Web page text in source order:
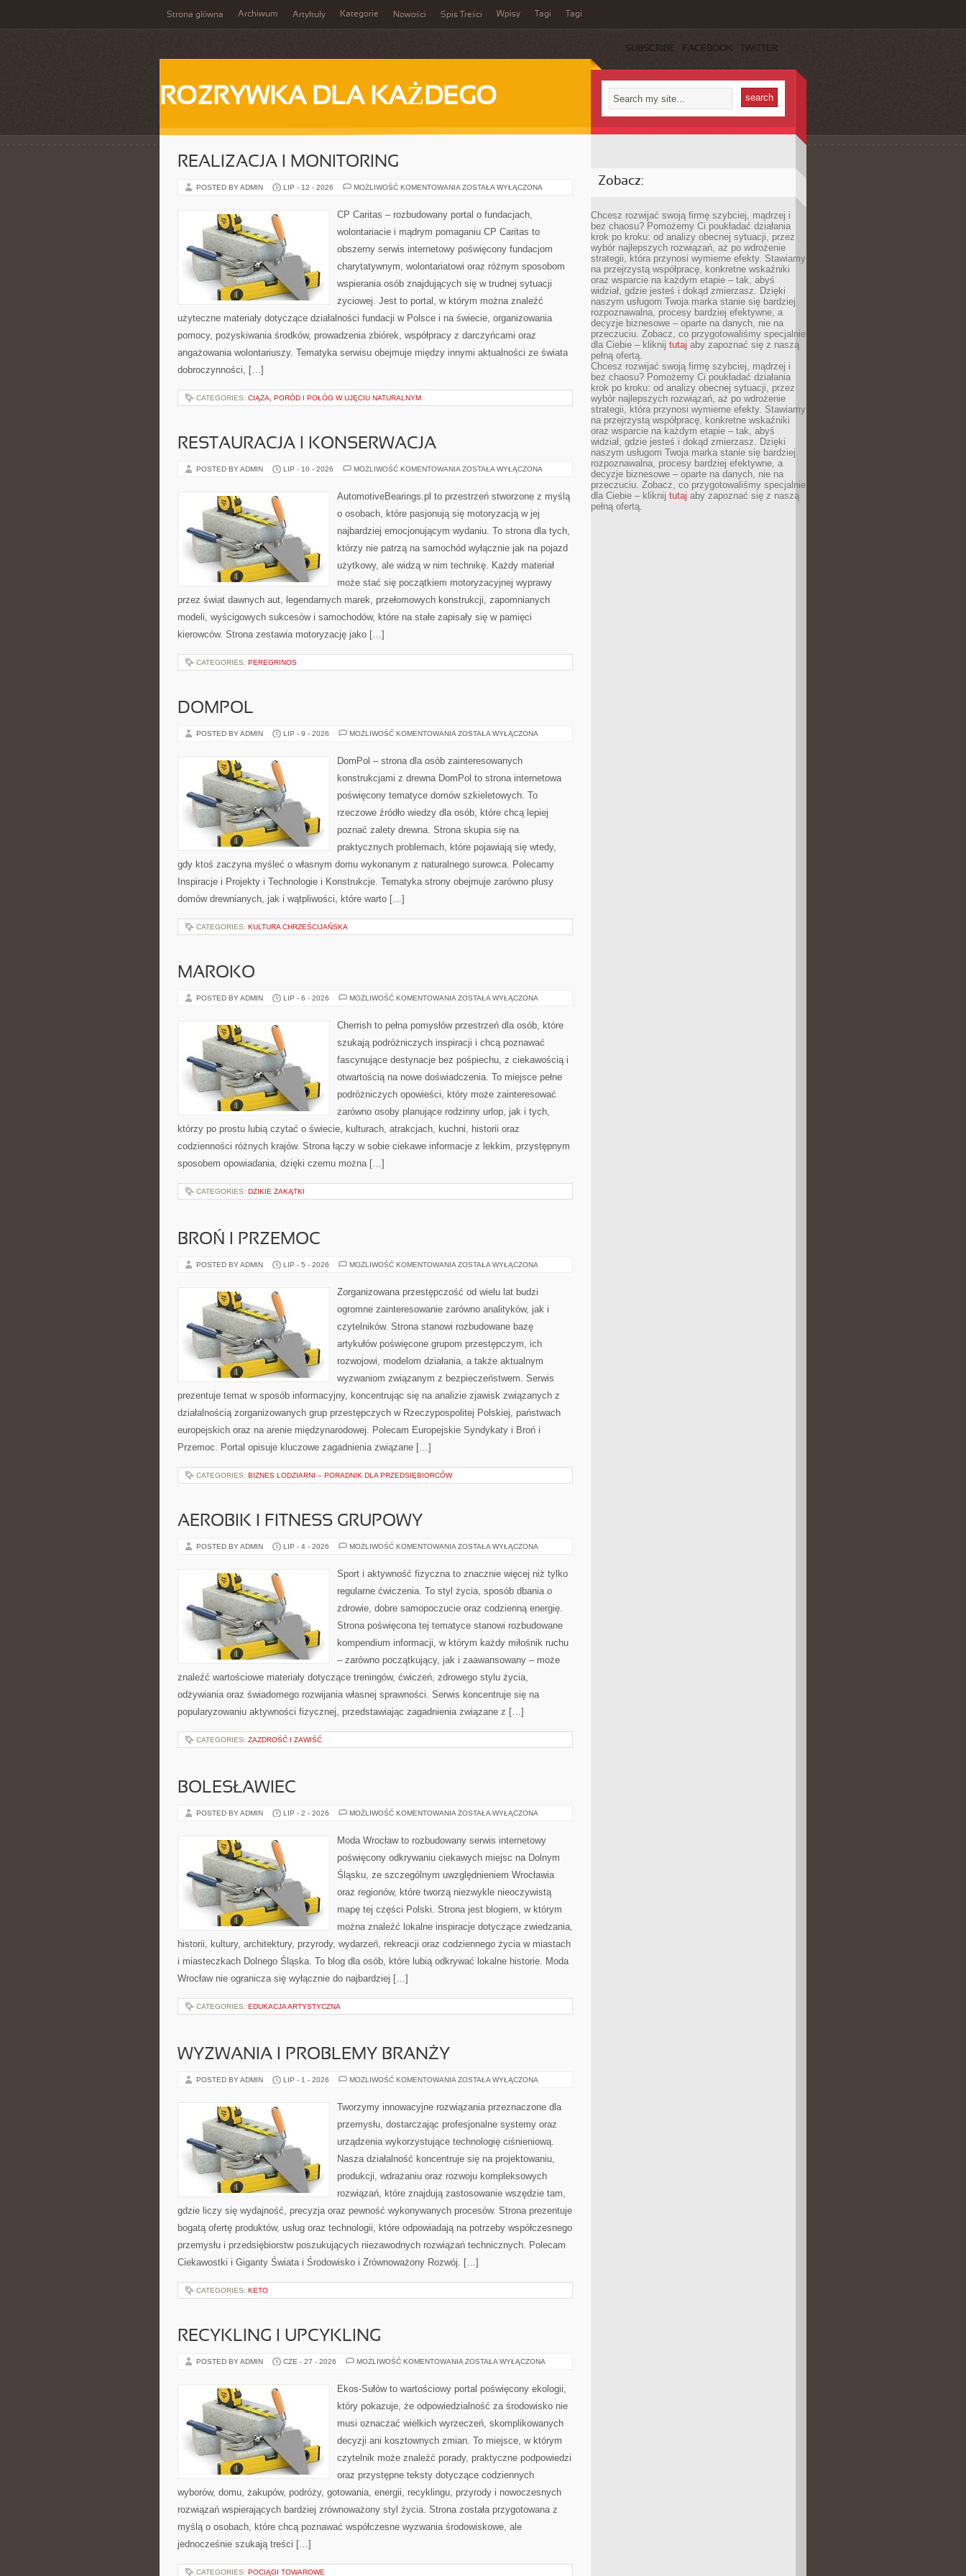
Strona główna Archiwum Artykuły Kategorie Nowości Spis Treści Wpisy Tagi Tagi
SUBSCRIBE FACEBOOK TWITTER
ROZRYWKA DLA KAŻDEGO
REALIZACJA I MONITORING
POSTED BY ADMIN LIP - 12 - 2026 MOŻLIWOŚĆ KOMENTOWANIA REALIZACJA
ZOSTAŁA WYŁĄCZONA
CP Caritas – rozbudowany portal o fundacjach,
wolontariacie i mądrym pomaganiu CP Caritas to
obszerny serwis internetowy poświęcony fundacjom
charytatywnym, wolontariatowi oraz różnym sposobom
wspierania osób znajdujących się w trudnej sytuacji
życiowej. Jest to portal, w którym można znaleźć
użyteczne materiały dotyczące działalności fundacji w Polsce i na świecie, organizowania
pomocy, pozyskiwania środków, prowadzenia zbiórek, współpracy z darczyńcami oraz
angażowania wolontariuszy. Tematyka serwisu obejmuje między innymi aktualności ze świata
dobroczynności, […]
CATEGORIES: CIĄŻA, PORÓD I POŁÓG W UJĘCIU NATURALNYM
RESTAURACJA I KONSERWACJA
POSTED BY ADMIN LIP - 10 - 2026 MOŻLIWOŚĆ KOMENTOWANIA RESTAURACJA
ZOSTAŁA WYŁĄCZONA
AutomotiveBearings.pl to przestrzeń stworzone z myślą
o osobach, które pasjonują się motoryzacją w jej
najbardziej emocjonującym wydaniu. To strona dla tych,
którzy nie patrzą na samochód wyłącznie jak na pojazd
użytkowy, ale widzą w nim technikę. Każdy materiał
może stać się początkiem motoryzacyjnej wyprawy
przez świat dawnych aut, legendarnych marek, przełomowych konstrukcji, zapomnianych
modeli, wyścigowych sukcesów i samochodów, które na stałe zapisały się w pamięci
kierowców. Strona zestawia motoryzację jako […]
CATEGORIES: PEREGRINOS
DOMPOL
POSTED BY ADMIN LIP - 9 - 2026 MOŻLIWOŚĆ KOMENTOWANIA DOMPOL
ZOSTAŁA WYŁĄCZONA
DomPol – strona dla osób zainteresowanych
konstrukcjami z drewna DomPol to strona internetowa
poświęcony tematyce domów szkieletowych. To
rzeczowe źródło wiedzy dla osób, które chcą lepiej
poznać zalety drewna. Strona skupia się na
praktycznych problemach, które pojawiają się wtedy,
gdy ktoś zaczyna myśleć o własnym domu wykonanym z naturalnego surowca. Polecamy
Inspiracje i Projekty i Technologie i Konstrukcje. Tematyka strony obejmuje zarówno plusy
domów drewnianych, jak i wątpliwości, które warto […]
CATEGORIES: KULTURA CHRZEŚCIJAŃSKA
MAROKO
POSTED BY ADMIN LIP - 6 - 2026 MOŻLIWOŚĆ KOMENTOWANIA MAROKO
ZOSTAŁA WYŁĄCZONA
Cherrish to pełna pomysłów przestrzeń dla osób, które
szukają podróżniczych inspiracji i chcą poznawać
fascynujące destynacje bez pośpiechu, z ciekawością i
otwartością na nowe doświadczenia. To miejsce pełne
podróżniczych opowieści, który może zainteresować
zarówno osoby planujące rodzinny urlop, jak i tych,
którzy po prostu lubią czytać o świecie, kulturach, atrakcjach, kuchni, historii oraz
codzienności różnych krajów. Strona łączy w sobie ciekawe informacje z lekkim, przystępnym
sposobem opowiadania, dzięki czemu można […]
CATEGORIES: DZIKIE ZAKĄTKI
BROŃ I PRZEMOC
POSTED BY ADMIN LIP - 5 - 2026 MOŻLIWOŚĆ KOMENTOWANIA BROŃ
ZOSTAŁA WYŁĄCZONA
Zorganizowana przestępczość od wielu lat budzi
ogromne zainteresowanie zarówno analityków, jak i
czytelników. Strona stanowi rozbudowane bazę
artykułów poświęcone grupom przestępczym, ich
rozwojowi, modelom działania, a także aktualnym
wyzwaniom związanym z bezpieczeństwem. Serwis
prezentuje temat w sposób informacyjny, koncentrując się na analizie zjawisk związanych z
działalnością zorganizowanych grup przestępczych w Rzeczypospolitej Polskiej, państwach
europejskich oraz na arenie międzynarodowej. Polecam Europejskie Syndykaty i Broń i
Przemoc. Portal opisuje kluczowe zagadnienia związane […]
CATEGORIES: BIZNES LODZIARNI – PORADNIK DLA PRZEDSIĘBIORCÓW
AEROBIK I FITNESS GRUPOWY
POSTED BY ADMIN LIP - 4 - 2026 MOŻLIWOŚĆ KOMENTOWANIA AEROBIK
GRUPOWY
ZOSTAŁA WYŁĄCZONA
Sport i aktywność fizyczna to znacznie więcej niż tylko
regularne ćwiczenia. To styl życia, sposób dbania o
zdrowie, dobre samopoczucie oraz codzienną energię.
Strona poświęcona tej tematyce stanowi rozbudowane
kompendium informacji, w którym każdy miłośnik ruchu
– zarówno początkujący, jak i zaawansowany – może
znaleźć wartościowe materiały dotyczące treningów, ćwiczeń, zdrowego stylu życia,
odżywiania oraz świadomego rozwijania własnej sprawności. Serwis koncentruje się na
popularyzowaniu aktywności fizycznej, przedstawiając zagadnienia związane z […]
CATEGORIES: ZAZDROŚĆ I ZAWIŚĆ
BOLESŁAWIEC
POSTED BY ADMIN LIP - 2 - 2026 MOŻLIWOŚĆ KOMENTOWANIA BOLESŁAWIEC
ZOSTAŁA WYŁĄCZONA
Moda Wrocław to rozbudowany serwis internetowy
poświęcony odkrywaniu ciekawych miejsc na Dolnym
Śląsku, ze szczególnym uwzględnieniem Wrocławia
oraz regionów, które tworzą niezwykle nieoczywistą
mapę tej części Polski. Strona jest blogiem, w którym
można znaleźć lokalne inspiracje dotyczące zwiedzania,
historii, kultury, architektury, przyrody, wydarzeń, rekreacji oraz codziennego życia w miastach
i miasteczkach Dolnego Śląska. To blog dla osób, które lubią odkrywać lokalne historie. Moda
Wrocław nie ogranicza się wyłącznie do najbardziej […]
CATEGORIES: EDUKACJA ARTYSTYCZNA
WYZWANIA I PROBLEMY BRANŻY
POSTED BY ADMIN LIP - 1 - 2026 MOŻLIWOŚĆ KOMENTOWANIA WYZWANIA
BRANŻY
ZOSTAŁA WYŁĄCZONA
Tworzymy innowacyjne rozwiązania przeznaczone dla
przemysłu, dostarczając profesjonalne systemy oraz
urządzenia wykorzystujące technologię ciśnieniową.
Nasza działalność koncentruje się na projektowaniu,
produkcji, wdrażaniu oraz rozwoju kompleksowych
rozwiązań, które znajdują zastosowanie wszędzie tam,
gdzie liczy się wydajność, precyzja oraz pewność wykonywanych procesów. Strona prezentuje
bogatą ofertę produktów, usług oraz technologii, które odpowiadają na potrzeby współczesnego
przemysłu i przedsiębiorstw poszukujących niezawodnych rozwiązań technicznych. Polecam
Ciekawostki i Giganty Świata i Środowisko i Zrównoważony Rozwój. […]
CATEGORIES: KETO
RECYKLING I UPCYKLING
POSTED BY ADMIN CZE - 27 - 2026 MOŻLIWOŚĆ KOMENTOWANIA RECYKLING
ZOSTAŁA WYŁĄCZONA
Ekos-Sułów to wartościowy portal poświęcony ekologii,
który pokazuje, że odpowiedzialność za środowisko nie
musi oznaczać wielkich wyrzeczeń, skomplikowanych
decyzji ani kosztownych zmian. To miejsce, w którym
czytelnik może znaleźć porady, praktyczne podpowiedzi
oraz przystępne teksty dotyczące codziennych
wyborów, domu, zakupów, podróży, gotowania, energii, recyklingu, przyrody i nowoczesnych
rozwiązań wspierających bardziej zrównoważony styl życia. Strona została przygotowana z
myślą o osobach, które chcą poznawać współczesne wyzwania środowiskowe, ale
jednocześnie szukają treści […]
CATEGORIES: POCIĄGI TOWAROWE
Zobacz:
Chcesz rozwijać swoją firmę szybciej, mądrzej i
bez chaosu? Pomożemy Ci poukładać działania
krok po kroku: od analizy obecnej sytuacji, przez
wybór najlepszych rozwiązań, aż po wdrożenie
strategii, która przynosi wymierne efekty. Stawiamy
na przejrzystą współpracę, konkretne wskaźniki
oraz wsparcie na każdym etapie – tak, abyś
widział, gdzie jesteś i dokąd zmierzasz. Dzięki
naszym usługom Twoja marka stanie się bardziej
rozpoznawalna, procesy bardziej efektywne, a
decyzje biznesowe – oparte na danych, nie na
przeczuciu. Zobacz, co przygotowaliśmy specjalnie
dla Ciebie – kliknij tutaj aby zapoznać się z naszą
pełną ofertą.
Chcesz rozwijać swoją firmę szybciej, mądrzej i
bez chaosu? Pomożemy Ci poukładać działania
krok po kroku: od analizy obecnej sytuacji, przez
wybór najlepszych rozwiązań, aż po wdrożenie
strategii, która przynosi wymierne efekty. Stawiamy
na przejrzystą współpracę, konkretne wskaźniki
oraz wsparcie na każdym etapie – tak, abyś
widział, gdzie jesteś i dokąd zmierzasz. Dzięki
naszym usługom Twoja marka stanie się bardziej
rozpoznawalna, procesy bardziej efektywne, a
decyzje biznesowe – oparte na danych, nie na
przeczuciu. Zobacz, co przygotowaliśmy specjalnie
dla Ciebie – kliknij tutaj aby zapoznać się z naszą
pełną ofertą.